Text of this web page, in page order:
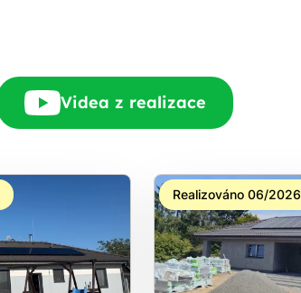
Videa z realizace
Realizováno 06/2026